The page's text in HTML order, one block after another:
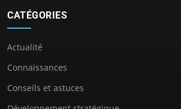
CATÉGORIES
Actualité
Connaissances
Conseils et astuces